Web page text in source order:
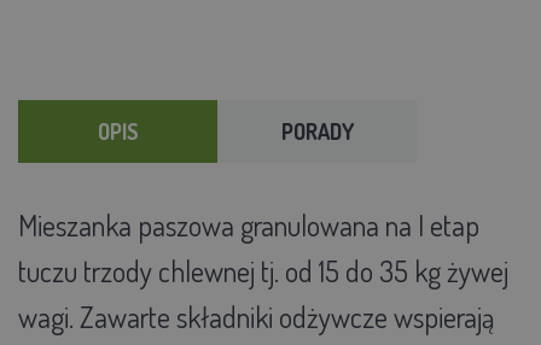
OPIS PORADY
Mieszanka paszowa granulowana na I etap
tuczu trzody chlewnej tj. od 15 do 35 kg żywej
wagi. Zawarte składniki odżywcze wspierają